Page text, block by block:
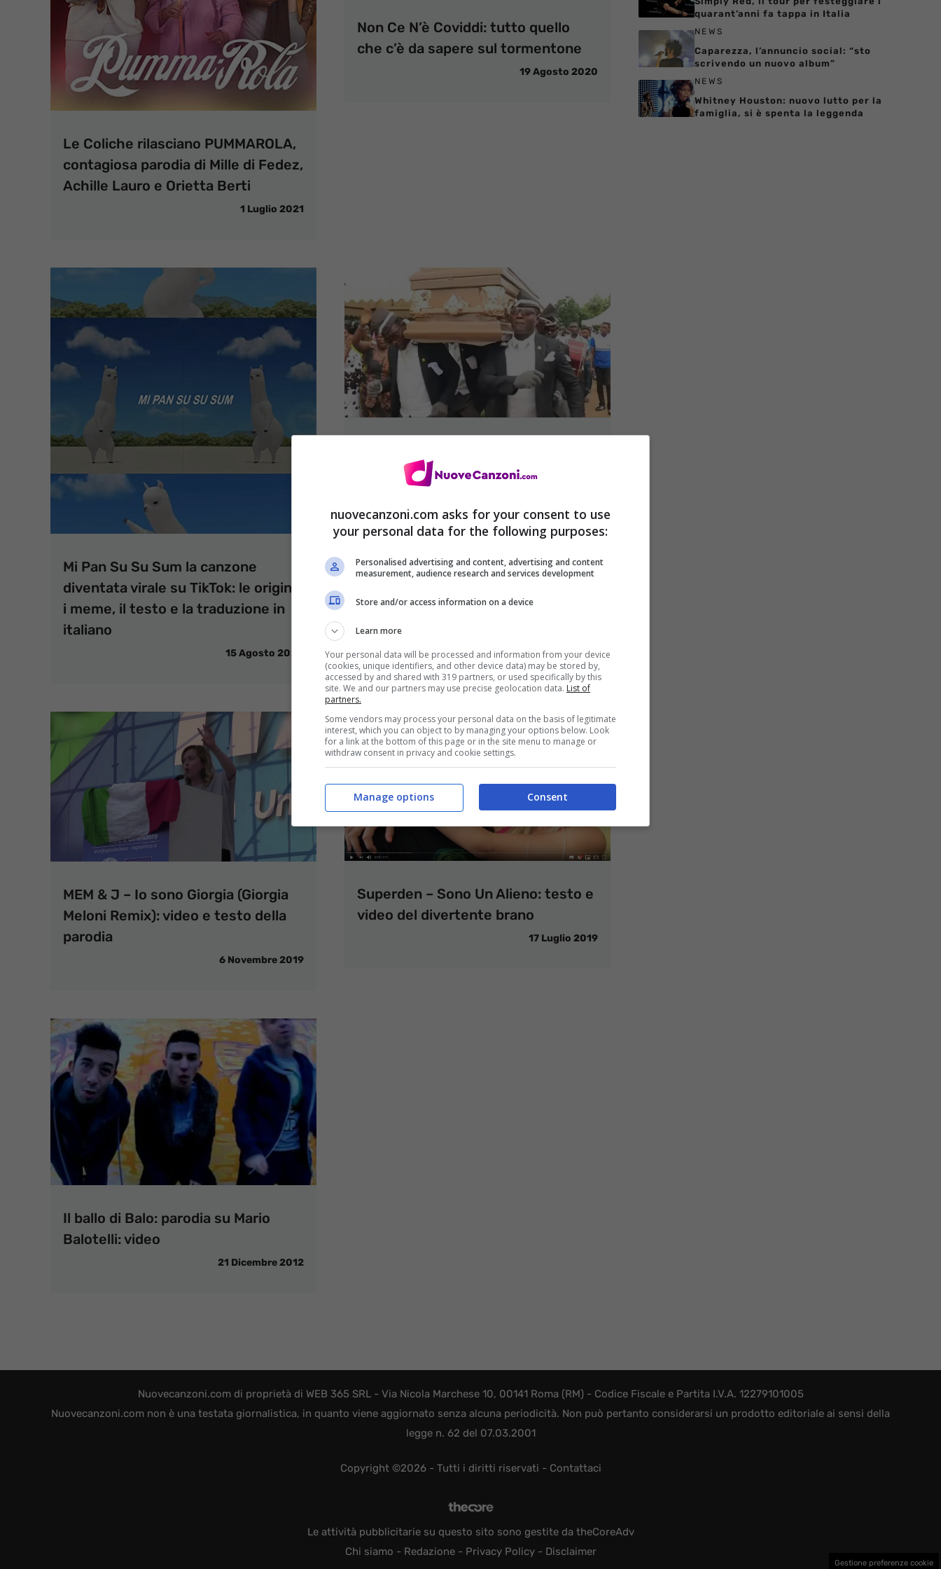
Le Coliche rilasciano PUMMAROLA,
contagiosa parodia di Mille di Fedez,
Achille Lauro e Orietta Berti
1 Luglio 2021
Non Ce N’è Coviddi: tutto quello
che c’è da sapere sul tormentone
19 Agosto 2020
Mi Pan Su Su Sum la canzone
diventata virale su TikTok: le origini,
i meme, il testo e la traduzione in
italiano
15 Agosto 2020
Astronomia, canzone di Vicetone &
Tony Igy: origini, significato e meme
23 Aprile 2020
MEM & J – Io sono Giorgia (Giorgia
Meloni Remix): video e testo della
parodia
6 Novembre 2019
Superden – Sono Un Alieno: testo e
video del divertente brano
17 Luglio 2019
Il ballo di Balo: parodia su Mario
Balotelli: video
21 Dicembre 2012
quarant’anni fa tappa in Italia
NEWS
Caparezza, l’annuncio social: “sto
scrivendo un nuovo album”
NEWS
Whitney Houston: nuovo lutto per la
famiglia, si è spenta la leggenda
Nuovecanzoni.com di proprietà di WEB 365 SRL - Via Nicola Marchese 10, 00141 Roma (RM) - Codice Fiscale e Partita I.V.A. 12279101005
Nuovecanzoni.com non è una testata giornalistica, in quanto viene aggiornato senza alcuna periodicità. Non può pertanto considerarsi un prodotto editoriale ai sensi della
legge n. 62 del 07.03.2001
Copyright ©2026 - Tutti i diritti riservati - Contattaci
Le attività pubblicitarie su questo sito sono gestite da theCoreAdv
Chi siamo - Redazione- Privacy Policy- Disclaimer
Gestione preferenze cookie
nuovecanzoni.com asks for your consent to use
your personal data for the following purposes:
Personalised advertising and content, advertising and content
measurement, audience research and services development
Store and/or access information on a device
Learn more
Your personal data will be processed and information from your device
(cookies, unique identifiers, and other device data) may be stored by,
accessed by and shared with 319 partners, or used specifically by this
site. We and our partners may use precise geolocation data. List of
partners.
Some vendors may process your personal data on the basis of legitimate
interest, which you can object to by managing your options below. Look
for a link at the bottom of this page or in the site menu to manage or
withdraw consent in privacy and cookie settings.
Consent
Manage options